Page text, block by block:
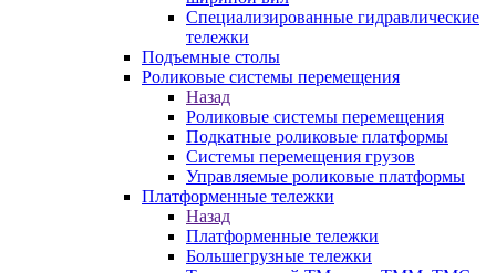
Специализированные гидравлические
тележки
Подъемные столы
Роликовые системы перемещения
Назад
Роликовые системы перемещения
Подкатные роликовые платформы
Системы перемещения грузов
Управляемые роликовые платформы
Платформенные тележки
Назад
Платформенные тележки
Большегрузные тележки